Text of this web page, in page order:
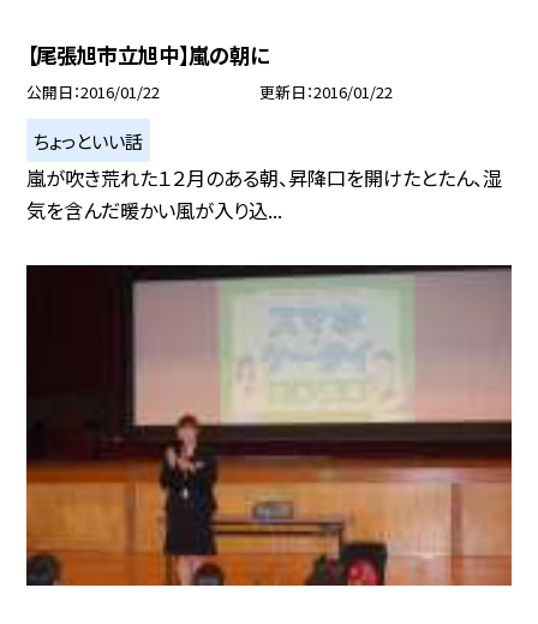
【尾張旭市立旭中】嵐の朝に
公開日 2016/01/22 更新日 2016/01/22
ちょっといい話
嵐が吹き荒れた１２月のある朝、昇降口を開けたとたん、湿
気を含んだ暖かい風が入り込...